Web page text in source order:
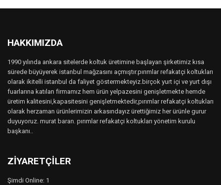
HAKKIMIZDA
1990 yılında ankara sitelerde koltuk üretimine başlayan şirketimiz kısa
sürede büyüyerek istanbul mağzasını açmıştır.pırımlar refakatçi koltukları
olarak ikitelli istanbul da faliyet göstermekteyiz.birçok yurt içi ve yurt dışı
fuarlarına katılan firmamız hem ürün yelpazesini genişletmekte hemde
üretim kalitesini,kapasitesini genişletmektedir,pırımlar refakatçi koltukları
olarak herzaman ürünlerimizin arkasındayız ürettiğimiz her ürünle gurur
duyuyoruz. murat baran. pırımlar refakatçi koltukları yönetim kurulu
başkanı..
ZIYARETÇILER
Şimdi Online: 1